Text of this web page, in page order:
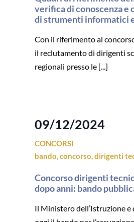
verifica di conoscenza e
di strumenti informatici
Con il riferimento al
il reclutamento di dirigenti
regionali presso le [...]
09/12/2024
CONCORSI
bando,concorso,dirigenti
Concorso dirigenti
dopo anni: bando
Il Ministero dell’Istruzione